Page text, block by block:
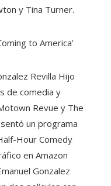
y Tina Turner.
to America’
Revilla Hijo
de comedia y
Revue y The
un programa
Hour Comedy
en Amazon
Gonzalez